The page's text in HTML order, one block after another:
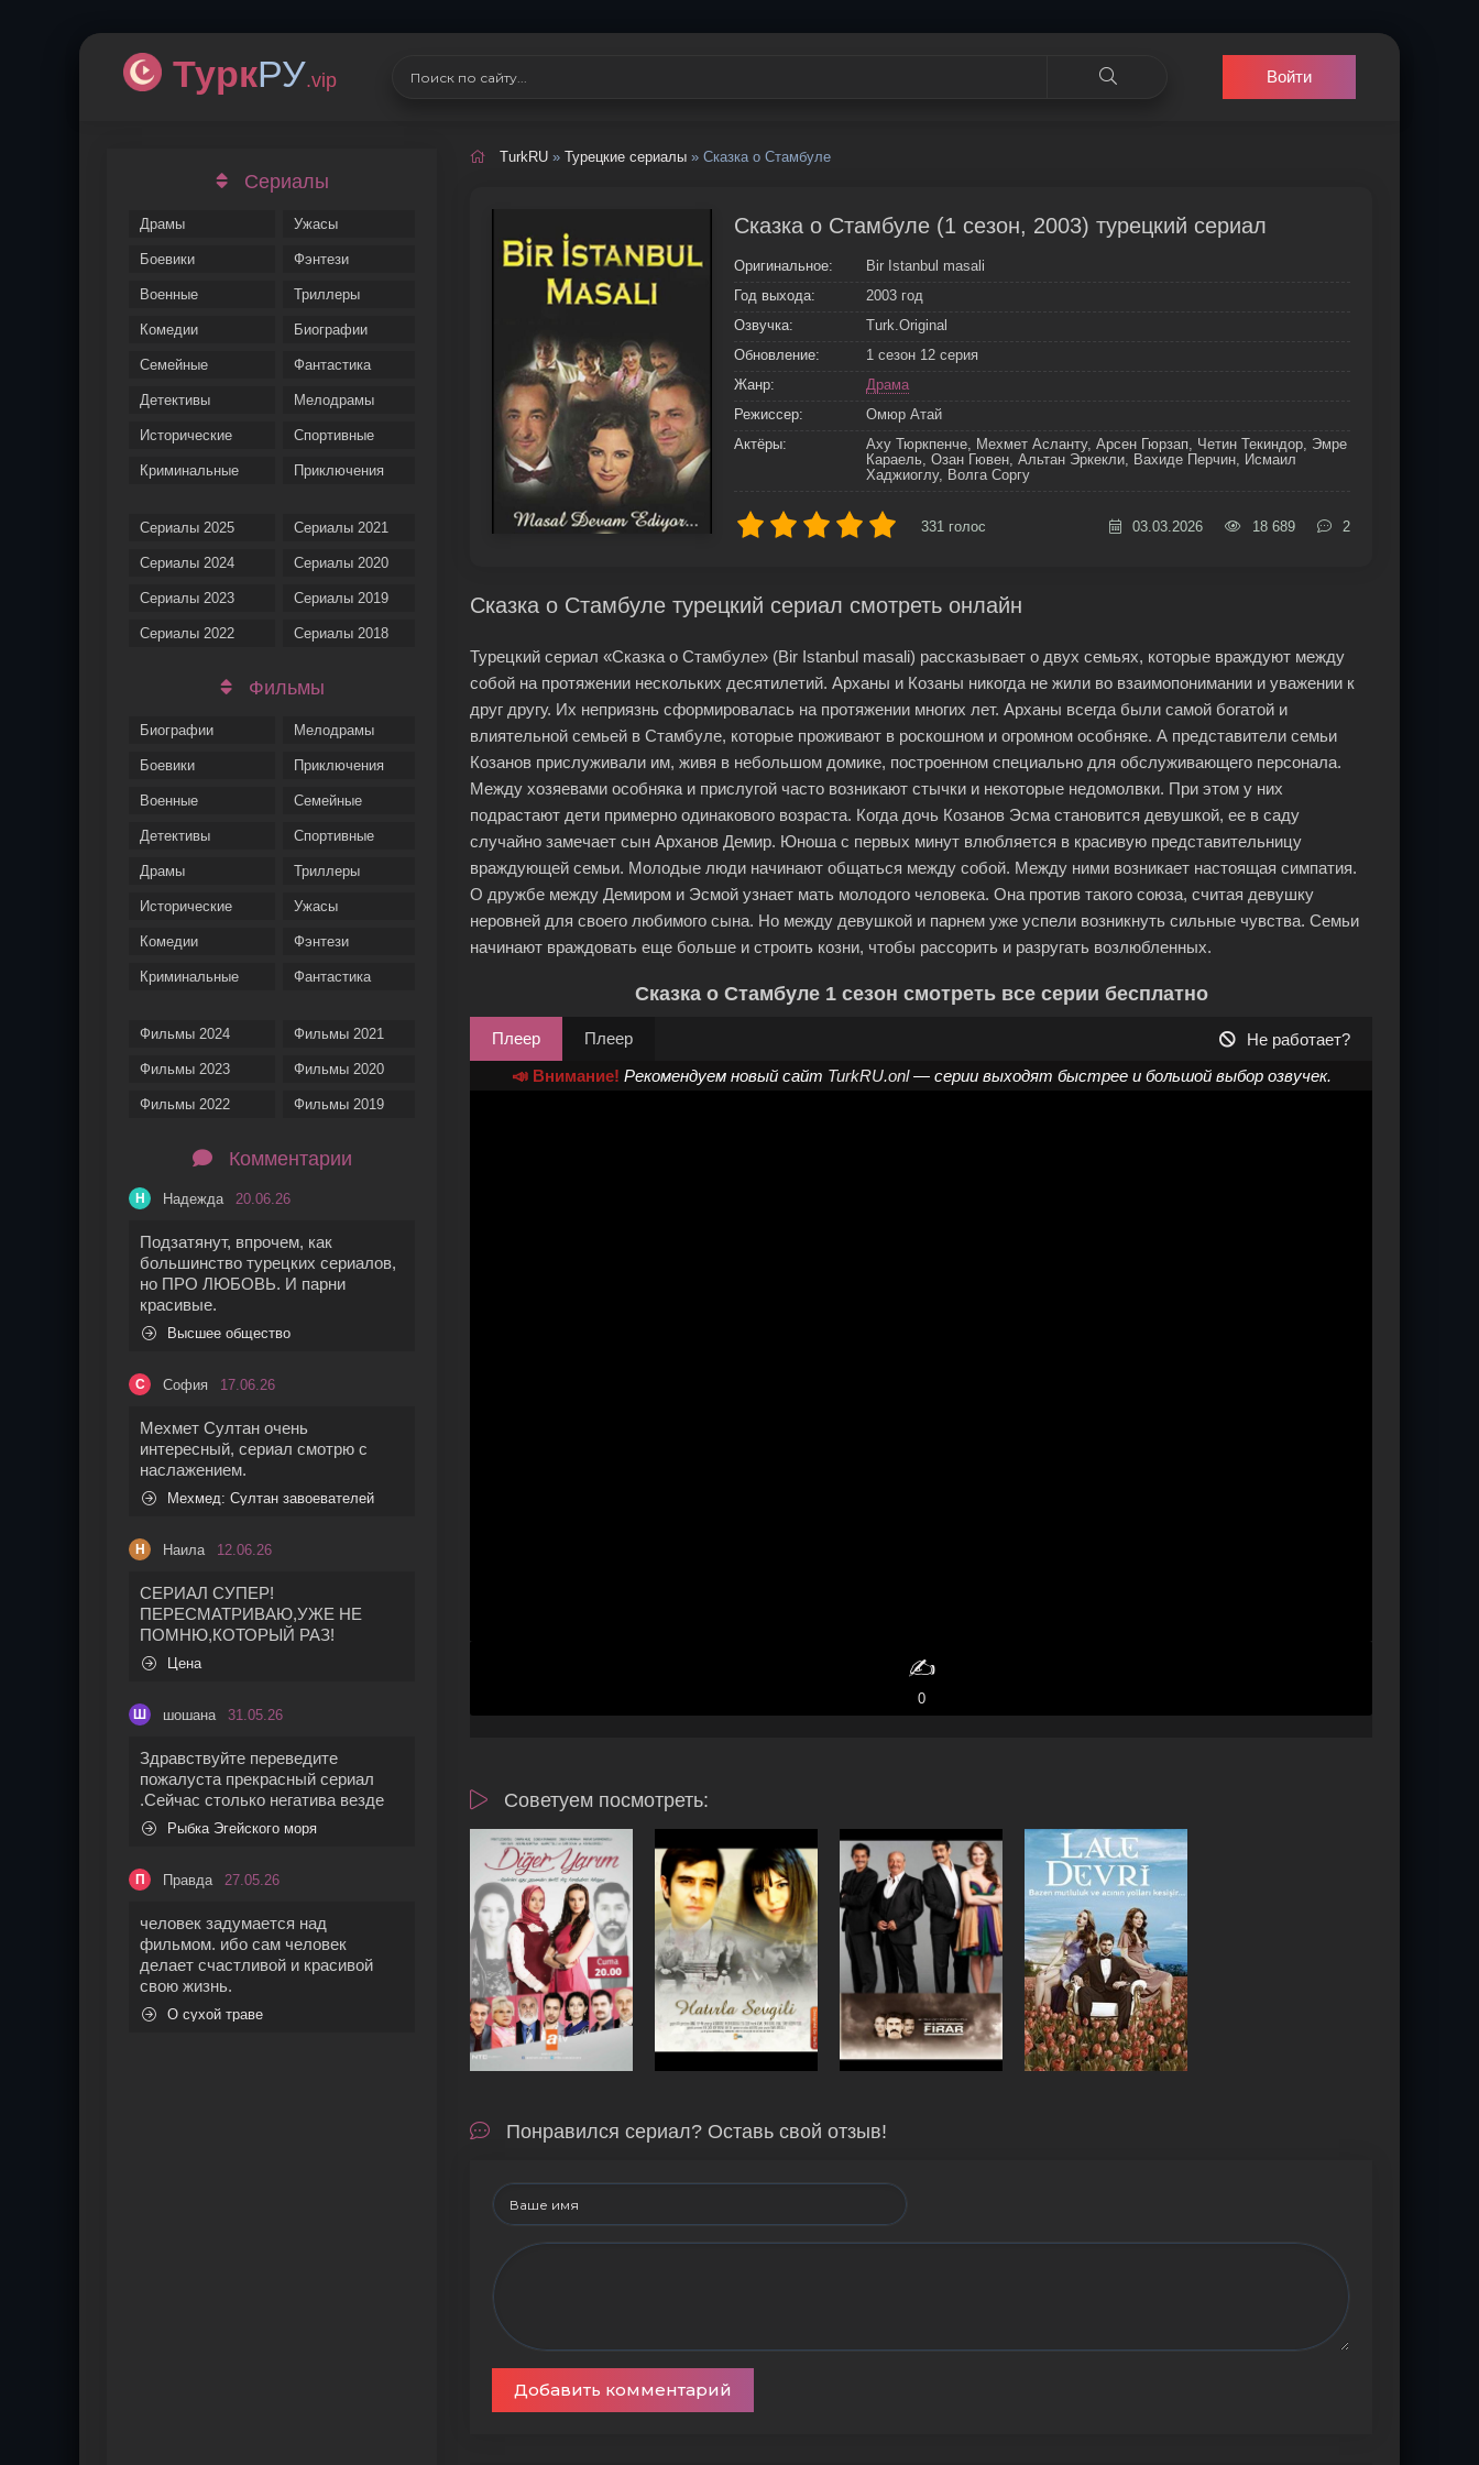
ТуркРУ.vip Войти
Сериалы
Драмы
Боевики
Военные
Комедии
Семейные
Детективы
Исторические
Криминальные
Ужасы
Фэнтези
Триллеры
Биографии
Фантастика
Мелодрамы
Спортивные
Приключения
Сериалы 2025
Сериалы 2024
Сериалы 2023
Сериалы 2022
Сериалы 2021
Сериалы 2020
Сериалы 2019
Сериалы 2018
Фильмы
Биографии
Боевики
Военные
Детективы
Драмы
Исторические
Комедии
Криминальные
Мелодрамы
Приключения
Семейные
Спортивные
Триллеры
Ужасы
Фэнтези
Фантастика
Фильмы 2024
Фильмы 2023
Фильмы 2022
Фильмы 2021
Фильмы 2020
Фильмы 2019
Комментарии
Н Надежда 20.06.26
Подзатянут, впрочем, как
большинство турецких сериалов,
но ПРО ЛЮБОВЬ. И парни
красивые.
Высшее общество
С София 17.06.26
Мехмет Султан очень
интересный, сериал смотрю с
наслажением.
Мехмед: Султан завоевателей
Н Наила 12.06.26
СЕРИАЛ СУПЕР!
ПЕРЕСМАТРИВАЮ,УЖЕ НЕ
ПОМНЮ,КОТОРЫЙ РАЗ!
Цена
Ш шошана 31.05.26
Здравствуйте переведите
пожалуста прекрасный сериал
.Сейчас столько негатива везде
Рыбка Эгейского моря
П Правда 27.05.26
человек задумается над
фильмом. ибо сам человек
делает счастливой и красивой
свою жизнь.
О сухой траве
TurkRU » Турецкие сериалы » Сказка о Стамбуле
Сказка о Стамбуле (1 сезон, 2003) турецкий сериал
Оригинальное:
Bir Istanbul masali
Год выхода:
2003 год
Озвучка:
Turk.Original
Обновление:
1 сезон 12 серия
Жанр:
Драма
Режиссер:
Омюр Атай
Актёры:
Аху Тюркпенче, Мехмет Асланту, Арсен Гюрзап, Четин Текиндор, Эмре
Караель, Озан Гювен, Альтан Эркекли, Вахиде Перчин, Исмаил
Хаджиоглу, Волга Соргу
331 голос 03.03.2026 18 689 2
Сказка о Стамбуле турецкий сериал смотреть онлайн
Турецкий сериал «Сказка о Стамбуле» (Bir Istanbul masali) рассказывает о двух семьях, которые враждуют между
собой на протяжении нескольких десятилетий. Арханы и Козаны никогда не жили во взаимопонимании и уважении к
друг другу. Их неприязнь сформировалась на протяжении многих лет. Арханы всегда были самой богатой и
влиятельной семьей в Стамбуле, которые проживают в роскошном и огромном особняке. А представители семьи
Козанов прислуживали им, живя в небольшом домике, построенном специально для обслуживающего персонала.
Между хозяевами особняка и прислугой часто возникают стычки и некоторые недомолвки. При этом у них
подрастают дети примерно одинакового возраста. Когда дочь Козанов Эсма становится девушкой, ее в саду
случайно замечает сын Арханов Демир. Юноша с первых минут влюбляется в красивую представительницу
враждующей семьи. Молодые люди начинают общаться между собой. Между ними возникает настоящая симпатия.
О дружбе между Демиром и Эсмой узнает мать молодого человека. Она против такого союза, считая девушку
неровней для своего любимого сына. Но между девушкой и парнем уже успели возникнуть сильные чувства. Семьи
начинают враждовать еще больше и строить козни, чтобы рассорить и разругать возлюбленных.
Сказка о Стамбуле 1 сезон смотреть все серии бесплатно
Плеер Плеер
Не работает?
📣 Внимание! Рекомендуем новый сайт TurkRU.onl— серии выходят быстрее и большой выбор озвучек.
✍️
0
Советуем посмотреть:
Понравился сериал? Оставь свой отзыв!
Добавить комментарий